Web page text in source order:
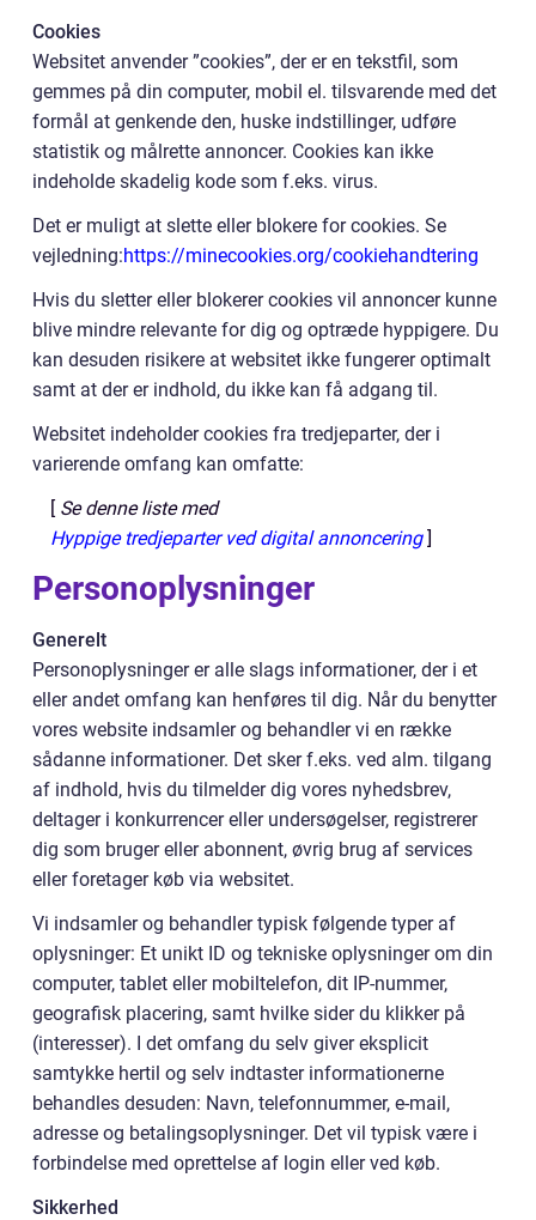
Cookies
Websitet anvender ”cookies”, der er en tekstfil, som
gemmes på din computer, mobil el. tilsvarende med det
formål at genkende den, huske indstillinger, udføre
statistik og målrette annoncer. Cookies kan ikke
indeholde skadelig kode som f.eks. virus.
Det er muligt at slette eller blokere for cookies. Se
vejledning:https://minecookies.org/cookiehandtering
Hvis du sletter eller blokerer cookies vil annoncer kunne
blive mindre relevante for dig og optræde hyppigere. Du
kan desuden risikere at websitet ikke fungerer optimalt
samt at der er indhold, du ikke kan få adgang til.
Websitet indeholder cookies fra tredjeparter, der i
varierende omfang kan omfatte:
[ Se denne liste med
Hyppige tredjeparter ved digital annoncering]
Personoplysninger
Generelt
Personoplysninger er alle slags informationer, der i et
eller andet omfang kan henføres til dig. Når du benytter
vores website indsamler og behandler vi en række
sådanne informationer. Det sker f.eks. ved alm. tilgang
af indhold, hvis du tilmelder dig vores nyhedsbrev,
deltager i konkurrencer eller undersøgelser, registrerer
dig som bruger eller abonnent, øvrig brug af services
eller foretager køb via websitet.
Vi indsamler og behandler typisk følgende typer af
oplysninger: Et unikt ID og tekniske oplysninger om din
computer, tablet eller mobiltelefon, dit IP-nummer,
geografisk placering, samt hvilke sider du klikker på
(interesser). I det omfang du selv giver eksplicit
samtykke hertil og selv indtaster informationerne
behandles desuden: Navn, telefonnummer, e-mail,
adresse og betalingsoplysninger. Det vil typisk være i
forbindelse med oprettelse af login eller ved køb.
Sikkerhed